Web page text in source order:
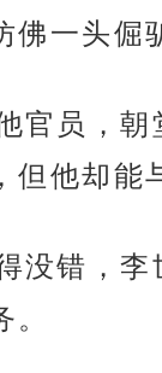
佛一头倔
官员，
但他却能
没错，